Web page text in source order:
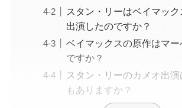
スタン・リーはベイマッ
出演したのですか？
ベイマックスの原作はマー
ですか？
スタン・リーのカメオ出
もありますか？